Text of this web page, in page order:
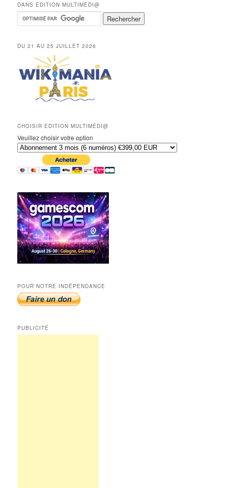
DANS EDITION MULTIMÉDI@
DU 21 AU 25 JUILLET 2026
CHOISIR EDITION MULTIMÉDI@
Veuillez choisir votre option
POUR NOTRE INDÉPENDANCE
PUBLICITÉ